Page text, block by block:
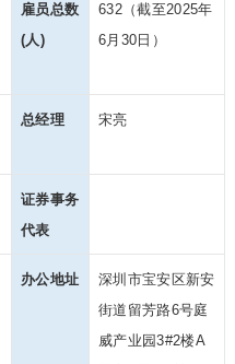
雇员总数
(人)
632（截至2025年
6月30日）
总经理 宋亮
证券事务
代表
办公地址
深圳市宝安区新安
街道留芳路6号庭
威产业园3#2楼A